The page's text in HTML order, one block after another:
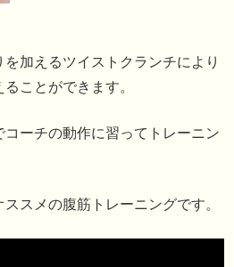
加えるツイストクランチにより
ことができます。
ーチの動作に習ってトレーニン
スメの腹筋トレーニングです。